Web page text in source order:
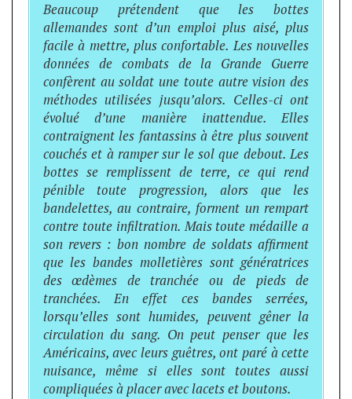
Beaucoup prétendent que les bottes
allemandes sont d’un emploi plus aisé, plus
facile à mettre, plus confortable. Les nouvelles
données de combats de la Grande Guerre
confèrent au soldat une toute autre vision des
méthodes utilisées jusqu’alors. Celles-ci ont
évolué d’une manière inattendue. Elles
contraignent les fantassins à être plus souvent
couchés et à ramper sur le sol que debout. Les
bottes se remplissent de terre, ce qui rend
pénible toute progression, alors que les
bandelettes, au contraire, forment un rempart
contre toute infiltration. Mais toute médaille a
son revers : bon nombre de soldats affirment
que les bandes molletières sont génératrices
des œdèmes de tranchée ou de pieds de
tranchées. En effet ces bandes serrées,
lorsqu’elles sont humides, peuvent gêner la
circulation du sang. On peut penser que les
Américains, avec leurs guêtres, ont paré à cette
nuisance, même si elles sont toutes aussi
compliquées à placer avec lacets et boutons.